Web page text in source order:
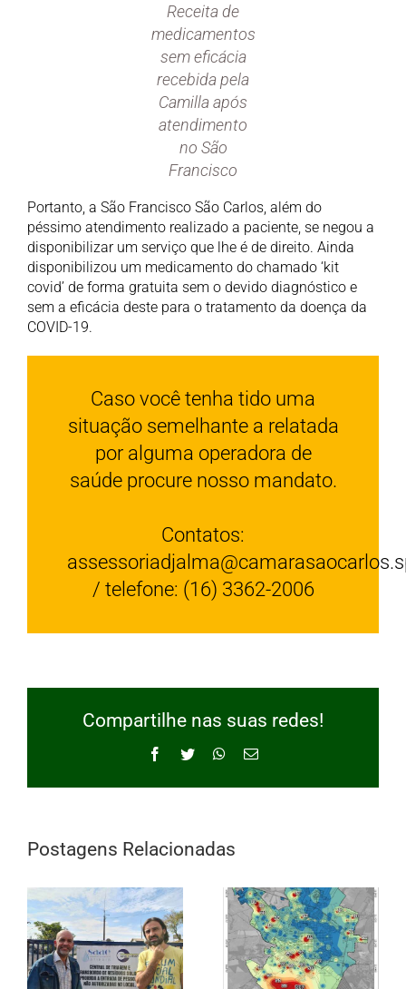
Receita de
medicamentos
sem eficácia
recebida pela
Camilla após
atendimento
no São
Francisco
Portanto, a São Francisco São Carlos, além do
péssimo atendimento realizado a paciente, se negou a
disponibilizar um serviço que lhe é de direito. Ainda
disponibilizou um medicamento do chamado ‘kit
covid’ de forma gratuita sem o devido diagnóstico e
sem a eficácia deste para o tratamento da doença da
COVID-19.
Caso você tenha tido uma
situação semelhante a relatada
por alguma operadora de
saúde procure nosso mandato.
Contatos:
/ telefone: (16) 3362-2006
Compartilhe nas suas redes!
Facebook
TwitterWhatsApp
E-
Postagens Relacionadas